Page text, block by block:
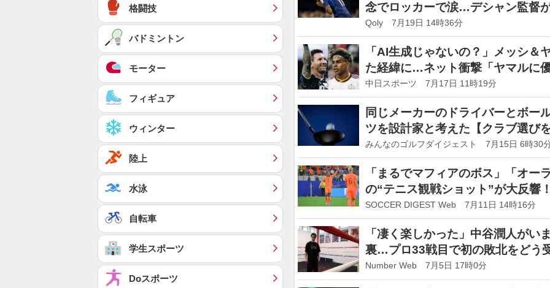
念でロッカーで涙…デシャン監督
Qoly 7月19日 14時36分
「AI生成じゃないの？」メッシ
た経緯に…ネット衝撃「ヤマルに
ゃんを…」
中日スポーツ 7月17日 11時19分
同じメーカーのドライバーとボー
ツを設計家と考えた【クラブ選び
みんなのゴルフダイジェスト 7月15日 6時30
「まるでマフィアのボス」「オー
の“テニス観戦ショット”が大反響
界に進出すべき」【W杯】
SOCCER DIGEST Web 7月11日 14時16分
「凄く楽しかった」中谷潤人がい
裏…プロ33戦目で初の敗北をどう
気持ちなんです」
Number Web 7月5日 17時0分
格闘技
バドミントン
モーター
フィギュア
ウィンター
陸上
水泳
自転車
学生スポーツ
Doスポーツ